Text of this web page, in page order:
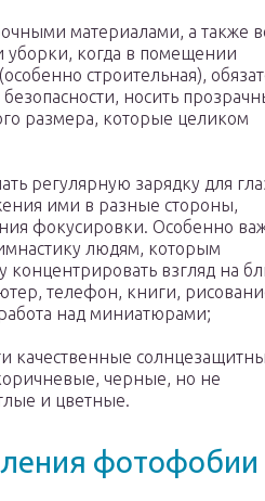
материалами, а также
уборки, когда в помещении
строительная),
носить
размера, которые целиком
регулярную зарядку для
ими в разные стороны,
фокусировки. Особенно
людям, которым
концентрировать взгляд на
телефон, книги,
над миниатюрами;
качественные
черные, но не
и цветные.
фотофобии